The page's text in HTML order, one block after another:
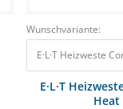
Wunschvariante:
E·L·T Heizweste
E·L·T
Heat